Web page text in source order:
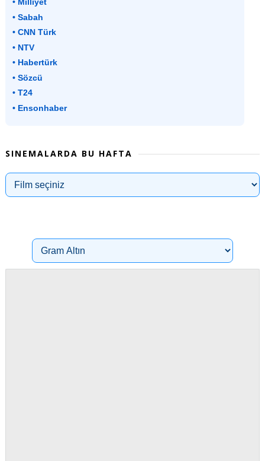
• Milliyet
• Sabah
• CNN Türk
• NTV
• Habertürk
• Sözcü
• T24
• Ensonhaber
SINEMALARDA BU HAFTA